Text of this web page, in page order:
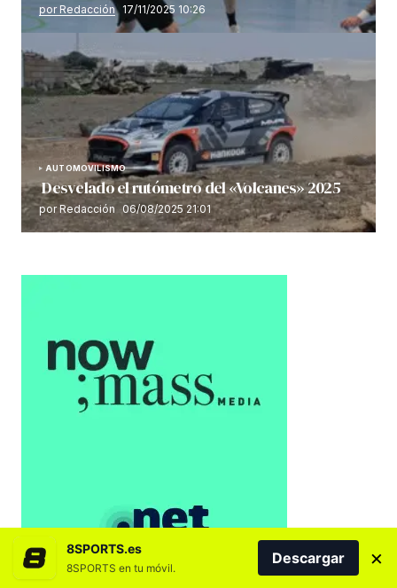
por Redacción 17/11/2025 10:26
AUTOMOVILISMO
Desvelado el rutómetro del «Volcanes» 2025
por Redacción 06/08/2025 21:01
8SPORTS.es
8SPORTS en tu móvil.
Descargar ×